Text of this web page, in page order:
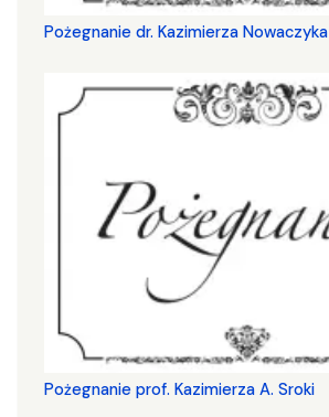
Pożegnanie dr. Kazimierza Nowaczyka
Pożegnanie prof. Kazimierza A. Sroki